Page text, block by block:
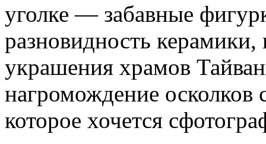
уголке — забавные
разновидность
украшения храмов
нагромождение осколков
которое хочется